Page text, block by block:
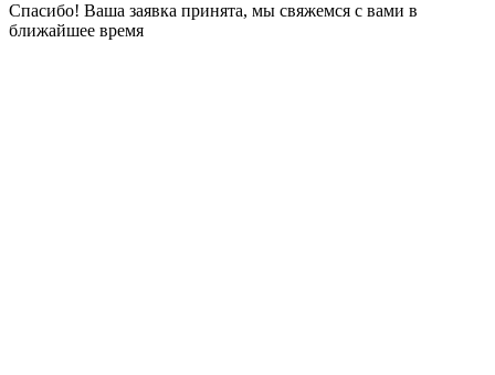
Спасибо! Ваша заявка принята, мы свяжемся с вами в
ближайшее время